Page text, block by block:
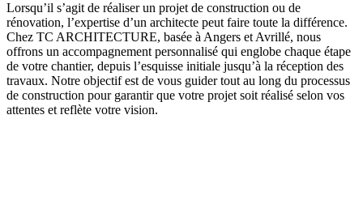
Lorsqu’il s’agit de réaliser un projet de construction ou de
rénovation, l’expertise d’un architecte peut faire toute la différence.
Chez TC ARCHITECTURE, basée à Angers et Avrillé, nous
offrons un accompagnement personnalisé qui englobe chaque étape
de votre chantier, depuis l’esquisse initiale jusqu’à la réception des
travaux. Notre objectif est de vous guider tout au long du processus
de construction pour garantir que votre projet soit réalisé selon vos
attentes et reflète votre vision.